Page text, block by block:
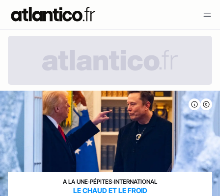
A LA UNE›PÉPITES›INTERNATIONAL
LE CHAUD ET LE FROID